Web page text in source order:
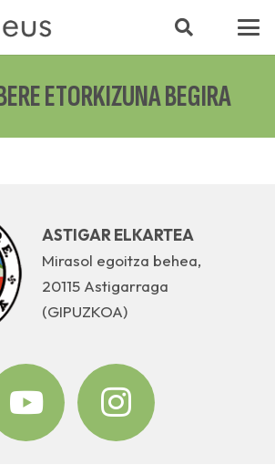
ETORKIZUNA BEGIRA
ASTIGAR ELKARTEA
Mirasol egoitza behea,
20115 Astigarraga
(GIPUZKOA)